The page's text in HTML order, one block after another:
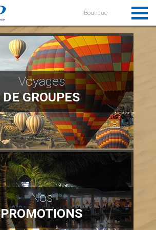
Boutique
Voyages
DE GROUPES
Nos
PROMOTIONS